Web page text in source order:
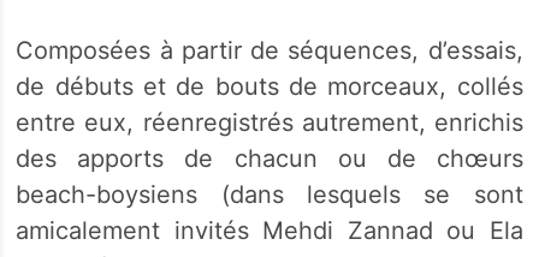
Composées à partir de séquences, d’essais,
de débuts et de bouts de morceaux, collés
entre eux, réenregistrés autrement, enrichis
des apports de chacun ou de chœurs
beach-boysiens (dans lesquels se sont
amicalement invités Mehdi Zannad ou Ela